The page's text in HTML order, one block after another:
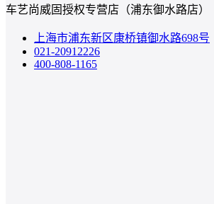
车艺尚威固授权专营店（浦东御水路店）
上海市浦东新区康桥镇御水路698号
021-20912226
400-808-1165